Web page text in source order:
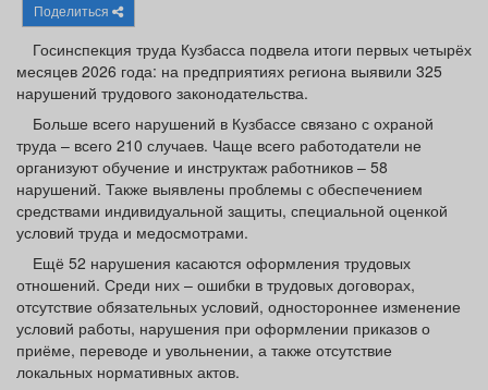
Афиша
Товары Поздравления Погода
ТВ программа Я - пенсионер
Поделиться
Госинспекция труда Кузбасса подвела итоги первых четырёх
месяцев 2026 года: на предприятиях региона выявили 325
нарушений трудового законодательства.
Больше всего нарушений в Кузбассе связано с охраной
труда – всего 210 случаев. Чаще всего работодатели не
организуют обучение и инструктаж работников – 58
нарушений. Также выявлены проблемы с обеспечением
средствами индивидуальной защиты, специальной оценкой
условий труда и медосмотрами.
Ещё 52 нарушения касаются оформления трудовых
отношений. Среди них – ошибки в трудовых договорах,
отсутствие обязательных условий, одностороннее изменение
условий работы, нарушения при оформлении приказов о
приёме, переводе и увольнении, а также отсутствие
локальных нормативных актов.